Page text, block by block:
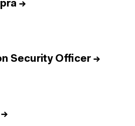
→
Security Officer→
→